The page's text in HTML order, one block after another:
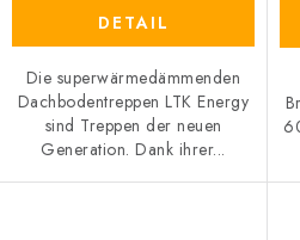
DETAIL
Die superwärmedämmenden
Dachbodentreppen LTK Energy
sind Treppen der neuen
Generation. Dank ihrer...